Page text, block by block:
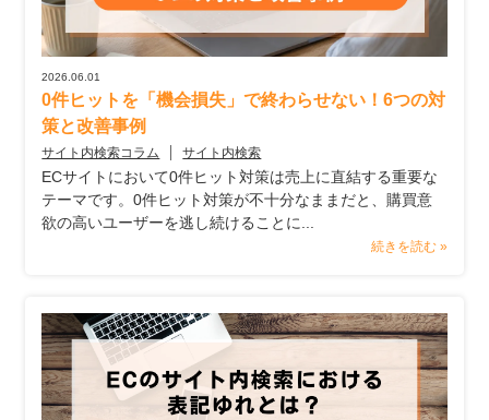
2026.06.01
0件ヒットを「機会損失」で終わらせない！6つの対
策と改善事例
サイト内検索コラム サイト内検索
ECサイトにおいて0件ヒット対策は売上に直結する重要な
テーマです。0件ヒット対策が不十分なままだと、購買意
欲の高いユーザーを逃し続けることに...
続きを読む »